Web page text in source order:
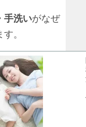
手洗いがなぜ
。